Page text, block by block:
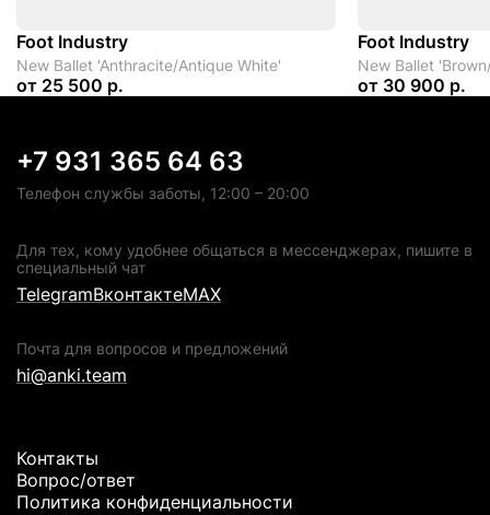
Foot Industry
New Ballet 'Anthracite/Antique White'
от 25 500 р.
Foot Industry
New Ballet
от 30 900 р.
+7 931 365 64 63
Телефон службы заботы, 12:00 – 20:00
Для тех, кому удобнее общаться в мессенджерах, пишите в
специальный чат
TelegramВконтактеMAX
Почта для вопросов и предложений
hi@anki.team
Контакты
Вопрос/ответ
Политика конфиденциальности